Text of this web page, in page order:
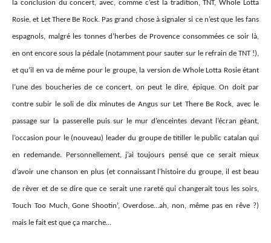
la conclusion du concert, avec, comme c’est la tradition, TNT, Whole Lotta
Rosie, et Let There Be Rock. Pas grand chose à signaler si ce n’est que les fans
espagnols, malgré les tonnes d’herbes de Provence consommées ce soir là,
en ont encore sous la pédale (notamment pour sauter sur le refrain de TNT !),
et qu’il en va de même pour le groupe, la version de Whole Lotta Rosie étant
l’une des boucheries de ce concert, on peut le dire, épique. On doit par
contre subir le soli de dix minutes de Angus sur Let There Be Rock, avec le
passage sur la passerelle puis sur le mur d’enceintes devant l’écran géant,
l’occasion pour le (nouveau) leader du groupe de titiller le public catalan qui
en redemande. Personnellement, j’ai toujours pensé que ce serait mieux
d’avoir une chanson en plus (et connaissant l’histoire du groupe, il est beau
de rêver et de se dire que ce serait une rareté qui changerait tous les soirs,
Touch Too Much, Gone Shootin’, Overdose…ah, non, même pas en rêve ?)
mais le fait est que ça marche…